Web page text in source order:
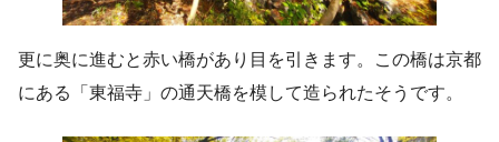
更に奥に進むと赤い橋があり目を引きます。この橋は京都
にある「東福寺」の通天橋を模して造られたそうです。